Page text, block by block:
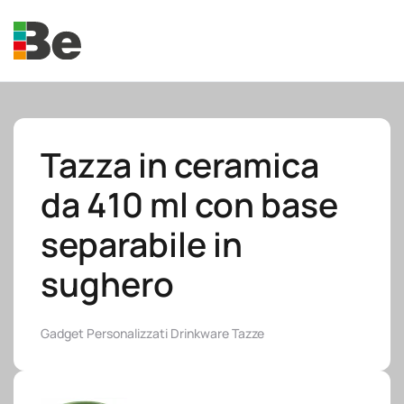
Skip to main content
Tazza in ceramica
da 410 ml con base
separabile in
sughero
Gadget Personalizzati DrinkwareTazze